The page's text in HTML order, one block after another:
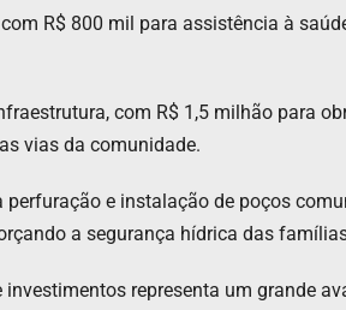
R$ 800 mil para assistência à
com R$ 1,5 milhão para
vias da comunidade.
e instalação de poços
a segurança hídrica das
representa um grande